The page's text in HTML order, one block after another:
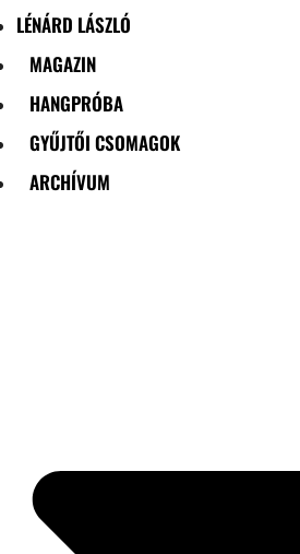
LÉNÁRD LÁSZLÓ
MAGAZIN
HANGPRÓBA
GYŰJTŐI CSOMAGOK
ARCHÍVUM